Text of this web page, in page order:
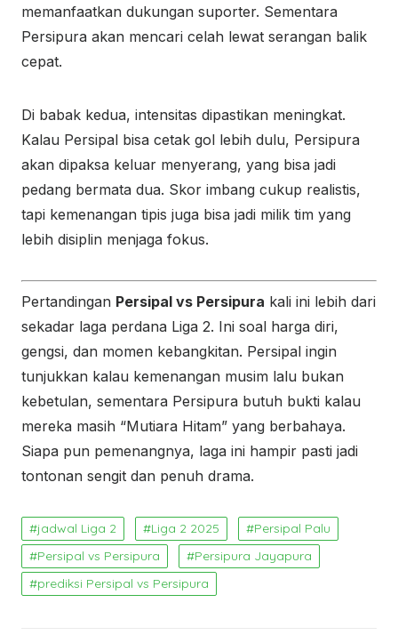
memanfaatkan dukungan suporter. Sementara
Persipura akan mencari celah lewat serangan balik
cepat.
Di babak kedua, intensitas dipastikan meningkat.
Kalau Persipal bisa cetak gol lebih dulu, Persipura
akan dipaksa keluar menyerang, yang bisa jadi
pedang bermata dua. Skor imbang cukup realistis,
tapi kemenangan tipis juga bisa jadi milik tim yang
lebih disiplin menjaga fokus.
Pertandingan Persipal vs Persipura kali ini lebih dari
sekadar laga perdana Liga 2. Ini soal harga diri,
gengsi, dan momen kebangkitan. Persipal ingin
tunjukkan kalau kemenangan musim lalu bukan
kebetulan, sementara Persipura butuh bukti kalau
mereka masih “Mutiara Hitam” yang berbahaya.
Siapa pun pemenangnya, laga ini hampir pasti jadi
tontonan sengit dan penuh drama.
jadwal Liga 2 Liga 2 2025
Persipal Palu
Persipal vs Persipura
Persipura Jayapura
prediksi Persipal vs Persipura